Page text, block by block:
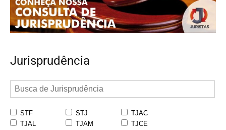
Jurisprudência
STF STJ
TJAC
TJAL
TJAM
TJCE